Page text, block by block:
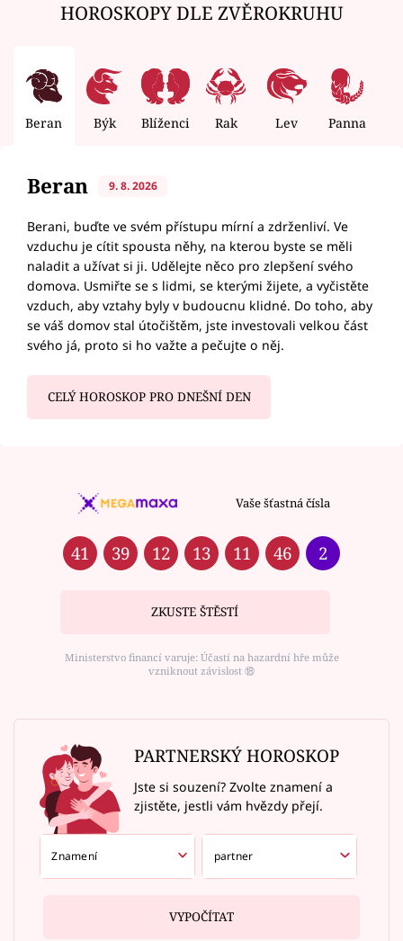
HOROSKOPY DLE ZVĚROKRUHU
Beran Býk Blíženci Rak Lev Panna
Beran 9. 8. 2026
Berani, buďte ve svém přístupu mírní a zdrženliví. Ve
vzduchu je cítit spousta něhy, na kterou byste se měli
naladit a užívat si ji. Udělejte něco pro zlepšení svého
domova. Usmiřte se s lidmi, se kterými žijete, a vyčistěte
vzduch, aby vztahy byly v budoucnu klidné. Do toho, aby
se váš domov stal útočištěm, jste investovali velkou část
svého já, proto si ho važte a pečujte o něj.
CELÝ HOROSKOP PRO DNEŠNÍ DEN
Vaše šťastná čísla
41 39 12 13 11 46 2
ZKUSTE ŠTĚSTÍ
Ministerstvo financí varuje: Účastí na hazardní hře může
vzniknout závislost ⑱
PARTNERSKÝ HOROSKOP
Jste si souzení? Zvolte znamení a
zjistěte, jestli vám hvězdy přejí.
VYPOČÍTAT